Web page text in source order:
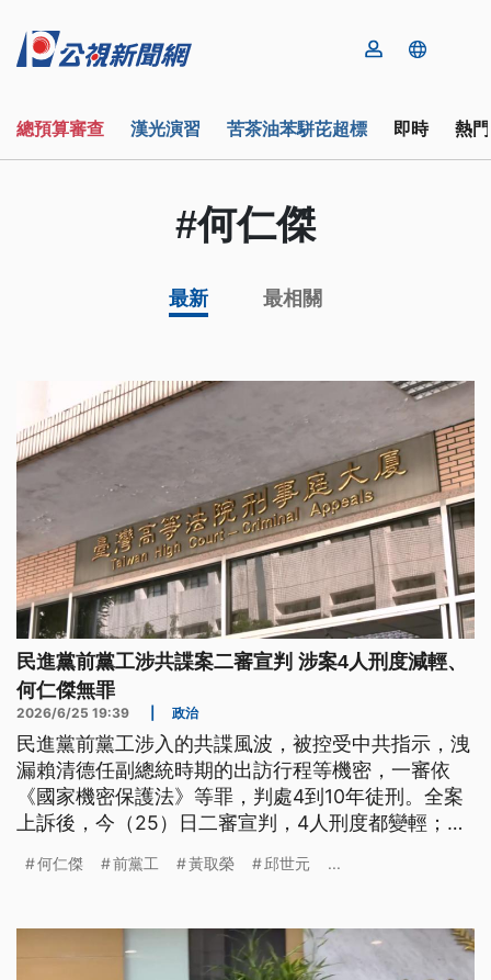
總預算審查 漢光演習 苦茶油苯駢芘超標 即時 熱
#何仁傑
最新 最相關
民進黨前黨工涉共諜案二審宣判 涉案4人刑度減輕、
何仁傑無罪
2026/6/25 19:39 政治
民進黨前黨工涉入的共諜風波，被控受中共指示，洩
漏賴清德任副總統時期的出訪行程等機密，一審依
《國家機密保護法》等罪，判處4到10年徒刑。全案
上訴後，今（25）日二審宣判，4人刑度都變輕；其
也減輕為5年和3年，外交部辦公室前諮議何仁傑則逆
何仁傑 前黨工 黃取榮 邱世元 ...